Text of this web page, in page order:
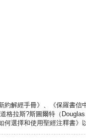
解經手冊》、《保羅書信
格拉斯?斯圖爾特（
選擇和使用聖經注釋書》